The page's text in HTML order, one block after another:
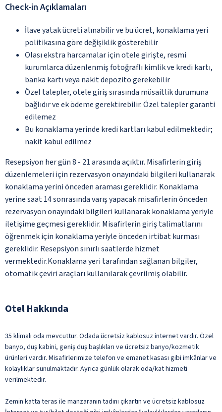
Check-in Açıklamaları
İlave yatak ücreti alınabilir ve bu ücret, konaklama yeri
politikasına göre değişiklik gösterebilir
Olası ekstra harcamalar için otele girişte, resmi
kurumlarca düzenlenmiş fotoğraflı kimlik ve kredi kartı,
banka kartı veya nakit depozito gerekebilir
Özel talepler, otele giriş sırasında müsaitlik durumuna
bağlıdır ve ek ödeme gerektirebilir. Özel talepler garanti
edilemez
Bu konaklama yerinde kredi kartları kabul edilmektedir;
nakit kabul edilmez
Resepsiyon her gün 8 - 21 arasında açıktır. Misafirlerin giriş
düzenlemeleri için rezervasyon onayındaki bilgileri kullanarak
konaklama yerini önceden araması gereklidir. Konaklama
yerine saat 14 sonrasında varış yapacak misafirlerin önceden
rezervasyon onayındaki bilgileri kullanarak konaklama yeriyle
iletişime geçmesi gereklidir. Misafirlerin giriş talimatlarını
öğrenmek için konaklama yeriyle önceden irtibat kurması
gereklidir. Resepsiyon sınırlı saatlerde hizmet
vermektedir.Konaklama yeri tarafından sağlanan bilgiler,
otomatik çeviri araçları kullanılarak çevrilmiş olabilir.
Otel Hakkında
35 klimalı oda mevcuttur. Odada ücretsiz kablosuz internet vardır. Özel
banyo, duş kabini, geniş duş başlıkları ve ücretsiz banyo/kozmetik
ürünleri vardır. Misafirlerimize telefon ve emanet kasası gibi imkânlar ve
kolaylıklar sunulmaktadır. Ayrıca günlük olarak oda/kat hizmeti
verilmektedir.
Zemin katta teras ile manzaranın tadını çıkartın ve ücretsiz kablosuz